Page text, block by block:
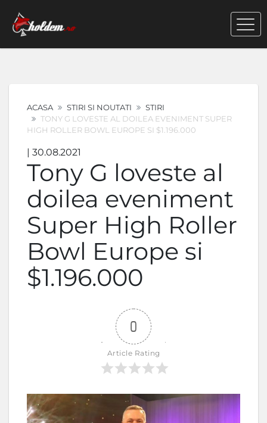
ACASA STIRI SI NOUTATI
STIRI
TONY G LOVESTE AL DOILEA EVENIMENT SUPER
HIGH ROLLER BOWL EUROPE SI $1.196.000
| 30.08.2021
Tony G loveste al
doilea eveniment
Super High Roller
Bowl Europe si
$1.196.000
0
Article Rating